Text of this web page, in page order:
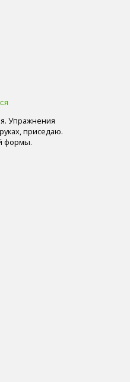
Упражнения
приседаю.
формы.